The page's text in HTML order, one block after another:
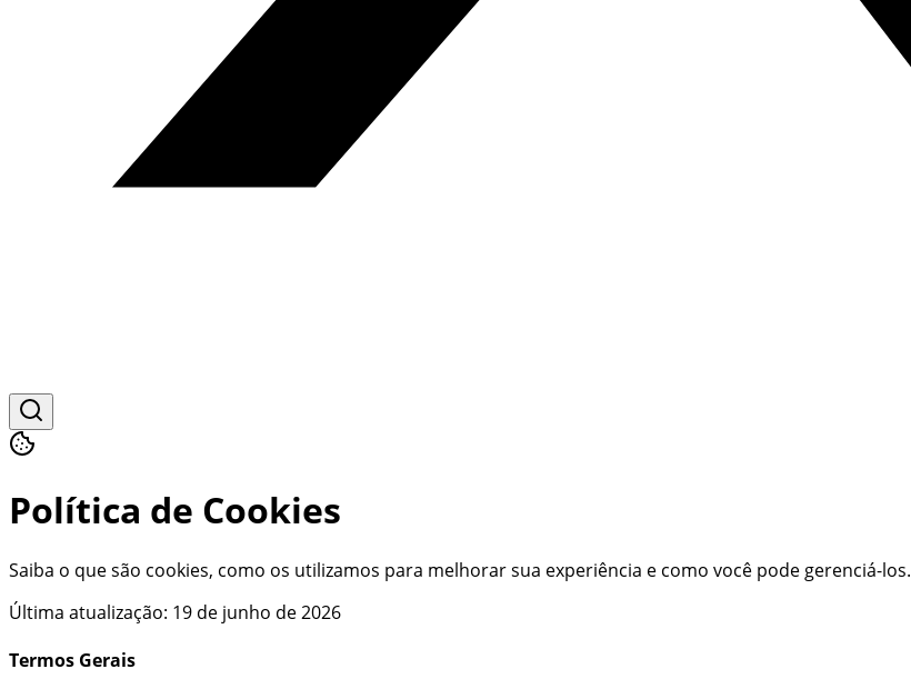
Política de Cookies
Saiba o que são cookies, como os utilizamos para melhorar sua experiência e como você pode gerenciá-los.
Última atualização: 19 de junho de 2026
Termos Gerais